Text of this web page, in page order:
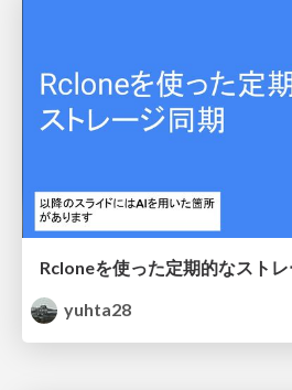
Rcloneを使った定期的なスト
yuhta28